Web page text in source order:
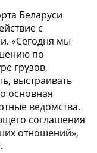
Беларуси
с
«Сегодня мы
по
грузов,
выстраивать
основная
ведомства.
соглашения
отношений»,